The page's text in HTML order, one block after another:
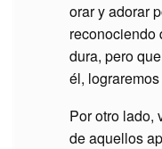
orar y adorar
reconociendo
dura, pero
él,
Por otro lado,
de aquellos